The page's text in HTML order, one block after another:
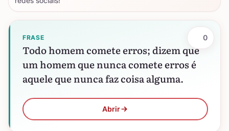
FRASE
Todo homem comete erros; dizem que
um homem que nunca comete erros é
aquele que nunca faz coisa alguma.
Abrir
0